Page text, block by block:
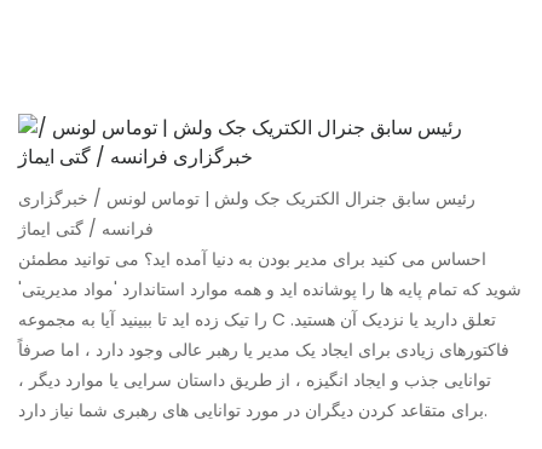
رئیس سابق جنرال الکتریک جک ولش | توماس لونس / خبرگزاری
فرانسه / گتی ایماژ
احساس می کنید برای مدیر بودن به دنیا آمده اید؟ می توانید مطمئن
شوید که تمام پایه ها را پوشانده اید و همه موارد استاندارد 'مواد مدیریتی'
را تیک زده اید تا ببینید آیا به مجموعه C تعلق دارید یا نزدیک آن هستید.
فاکتورهای زیادی برای ایجاد یک مدیر یا رهبر عالی وجود دارد ، اما صرفاً
توانایی جذب و ایجاد انگیزه ، از طریق داستان سرایی یا موارد دیگر ،
برای متقاعد کردن دیگران در مورد توانایی های رهبری شما نیاز دارد.